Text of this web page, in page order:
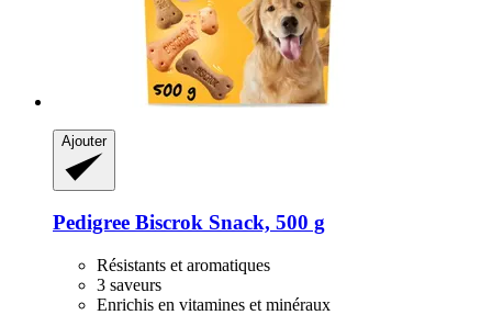
Ajouter
Pedigree Biscrok Snack, 500 g
Résistants et aromatiques
3 saveurs
Enrichis en vitamines et minéraux